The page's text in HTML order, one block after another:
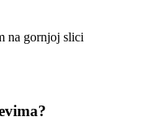
na gornjoj slici